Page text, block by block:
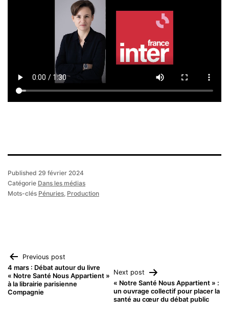
Published 29 février 2024
Catégorie Dans les médias
Mots-clés Pénuries Production
Navigation
de
Previous post
4 mars : Débat autour du livre
« Notre Santé Nous Appartient »
à la librairie parisienne
Compagnie
Next post
« Notre Santé Nous Appartient » :
un ouvrage collectif pour placer la
santé au cœur du débat public